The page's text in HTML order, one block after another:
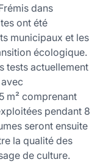
dans
ont été
municipaux et les
écologique.
tests actuellement
m² comprenant
pendant 8
seront ensuite
la qualité des
de culture.